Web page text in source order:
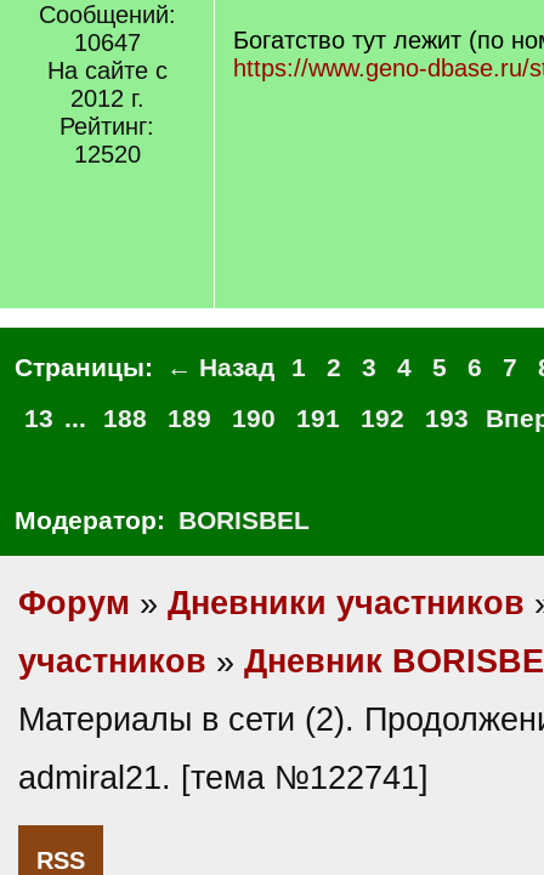
Сообщений:
10647
На сайте с
2012 г.
Рейтинг:
12520
Богатство тут лежит (по
https://www.geno-dbase.ru/
Страницы: ← Назад 1 2 3 4 5 6 7
13 ... 188 189 190 191 192 193
Модератор: BORISBEL
Форум » Дневники участников
участников » Дневник
Материалы в сети (2).
admiral21. [тема №122741]
RSS